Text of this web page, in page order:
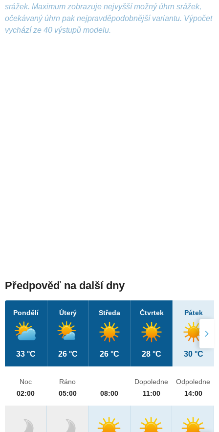
srážek. Maximum zobrazuje nejvyšší možný úhrn srážek,
očekávaný úhrn pak nejpravděpodobnější variantu. Výpočet
vychází ze 40 výstupů modelu.
Předpověď na další dny
Pondělí
33 °C
Úterý
26 °C
Středa
26 °C
Čtvrtek
28 °C
Pátek
30 °C
Noc
02:00
Ráno
05:00
08:00
Dopoledne
11:00
Odpoledne
14:00